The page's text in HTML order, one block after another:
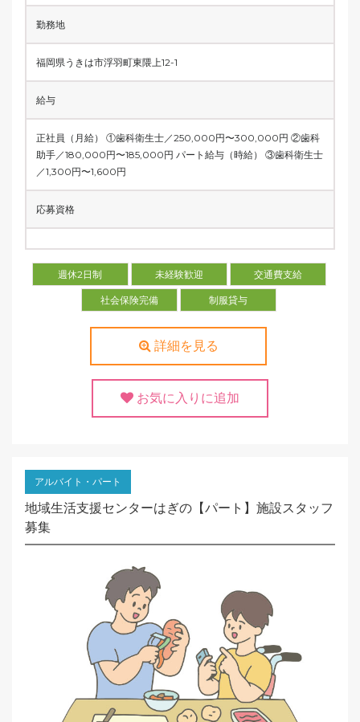
勤務地
福岡県うきは市浮羽町東隈上12-1
給与
正社員（月給） ①歯科衛生士／250,000円〜300,000円 ②歯科
助手／180,000円〜185,000円 パート給与（時給） ③歯科衛生士
／1,300円〜1,600円
応募資格
週休2日制 未経験歓迎 交通費支給
社会保険完備 制服貸与
詳細を見る
お気に入りに追加
アルバイト・パート
地域生活支援センターはぎの【パート】施設スタッフ
募集